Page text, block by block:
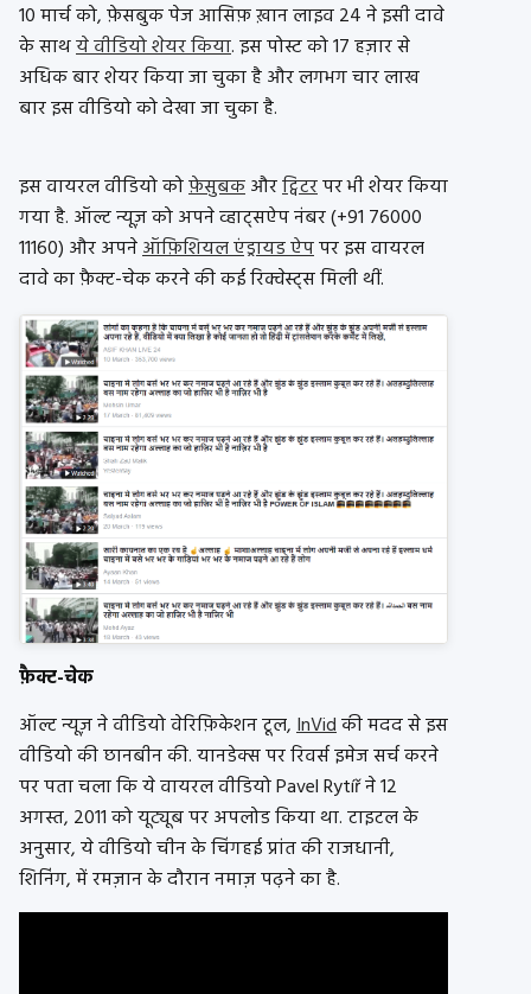
10 मार्च को, फ़ेसबुक पेज आसिफ़ ख़ान लाइव 24 ने इसी दावे
के साथये वीडियो शेयर किया. इस पोस्ट को 17 हज़ार से
अधिक बार शेयर किया जा चुका है और लगभग चार लाख
बार इस वीडियो को देखा जा चुका है.
इस वायरल वीडियो कोफ़ेसुबकऔरट्विटरपर भी शेयर किया
गया है. ऑल्ट न्यूज़ को अपने व्हाट्सऐप नंबर (+91 76000
11160) और अपनेऑफ़िशियल एंड्रायड ऐपपर इस वायरल
दावे का फ़ैक्ट-चेक करने की कई रिक्वेस्ट्स मिली थीं.
फ़ैक्ट-चेक
ऑल्ट न्यूज़ ने वीडियो वेरिफ़िकेशन टूल,InVidकी मदद से इस
वीडियो की छानबीन की. यानडेक्स पर रिवर्स इमेज सर्च करने
पर पता चला कि ये वायरल वीडियो Pavel Rytíř ने 12
अगस्त, 2011 को यूट्यूब पर अपलोड किया था. टाइटल के
अनुसार, ये वीडियो चीन के चिंगहई प्रांत की राजधानी,
शिनिंग, में रमज़ान के दौरान नमाज़ पढ़ने का है.